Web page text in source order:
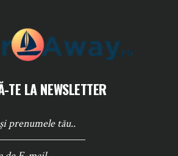
TE LA NEWSLETTER